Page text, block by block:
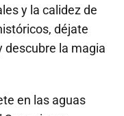
y la calidez de
déjate
descubre la magia
en las aguas